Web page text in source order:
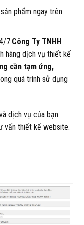
phẩm ngay trên
7.Công Ty TNHH
hàng dịch vụ thiết kế
cần tạm ứng,
quá trình sử dụng
dịch vụ của bạn.
vấn thiết kế website.